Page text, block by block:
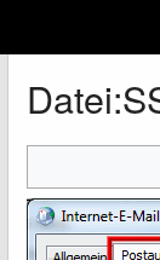
Datei: